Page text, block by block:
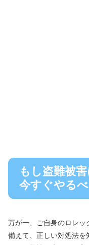
もし盗難被
今すぐやる
万が一、ご自身のロレッ
備えて、正しい対処法を